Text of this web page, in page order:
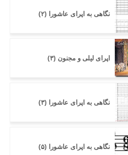
نگاهی به اپرای عاشورا (۲)
اپرای لیلی و مجنون (۳)
نگاهی به اپرای عاشورا (۳)
نگاهی به اپرای عاشورا (۵)